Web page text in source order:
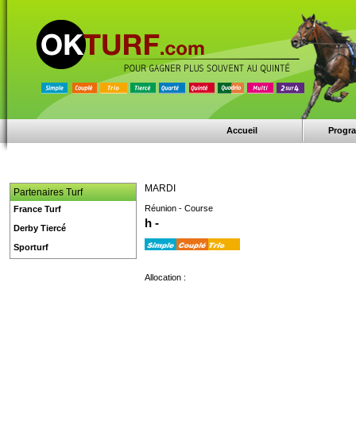
Accueil
MARDI
Réunion - Course
h -
Allocation :
Partenaires Turf
France Turf
Derby Tiercé
Sporturf